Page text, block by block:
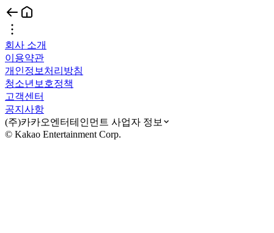
회사 소개
이용약관
개인정보처리방침
청소년보호정책
고객센터
공지사항
(주)카카오엔터테인먼트 사업자 정보
© Kakao Entertainment Corp.